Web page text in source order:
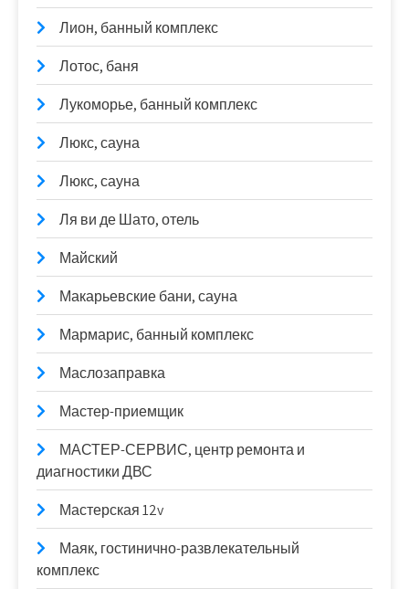
Лион, банный комплекс
Лотос, баня
Лукоморье, банный комплекс
Люкс, сауна
Люкс, сауна
Ля ви де Шато, отель
Майский
Макарьевские бани, сауна
Мармарис, банный комплекс
Маслозаправка
Мастер-приемщик
МАСТЕР-СЕРВИС, центр ремонта и
диагностики ДВС
Мастерская 12v
Маяк, гостинично-развлекательный
комплекс